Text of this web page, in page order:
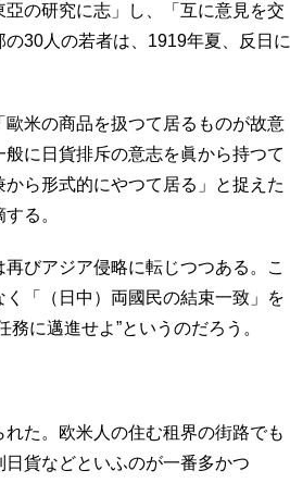
の研究に志」し、「互に意見を交
30人の若者は、1919年夏、反日に
米の商品を扱つて居るものが故意
に日貨排斥の意志を眞から持つて
ら形式的にやつて居る」と捉えた
る。
びアジア侵略に転じつつある。こ
「（日中）両國民の結束一致」を
に邁進せよ”というのだろう。
た。欧米人の住む租界の街路でも
日貨などといふのが一番多かつ